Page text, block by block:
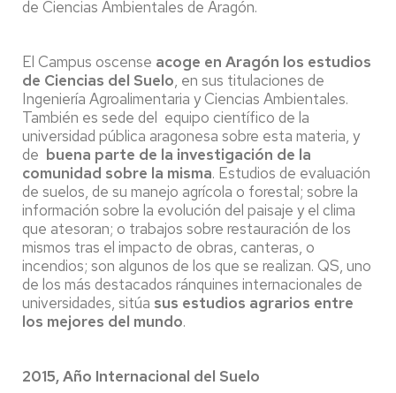
de Ciencias Ambientales de Aragón.
El Campus oscense acoge en Aragón los estudios
de Ciencias del Suelo, en sus titulaciones de
Ingeniería Agroalimentaria y Ciencias Ambientales.
También es sede del equipo científico de la
universidad pública aragonesa sobre esta materia, y
de buena parte de la investigación de la
comunidad sobre la misma. Estudios de evaluación
de suelos, de su manejo agrícola o forestal; sobre la
información sobre la evolución del paisaje y el clima
que atesoran; o trabajos sobre restauración de los
mismos tras el impacto de obras, canteras, o
incendios; son algunos de los que se realizan. QS, uno
de los más destacados ránquines internacionales de
universidades, sitúa sus estudios agrarios entre
los mejores del mundo.
2015, Año Internacional del Suelo